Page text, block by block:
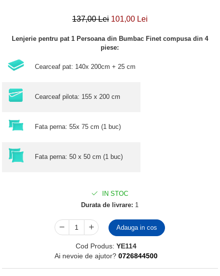
137,00 Lei 101,00 Lei
Lenjerie pentru pat 1 Persoana din Bumbac Finet compusa din 4
piese:
Cearceaf pat: 140x 200cm + 25 cm
Cearceaf pilota: 155 x 200 cm
Fata perna: 55x 75 cm (1 buc)
Fata perna: 50 x 50 cm (1 buc)
IN STOC
Durata de livrare: 1
Adauga in cos
Cod Produs: YE114
Ai nevoie de ajutor? 0726844500